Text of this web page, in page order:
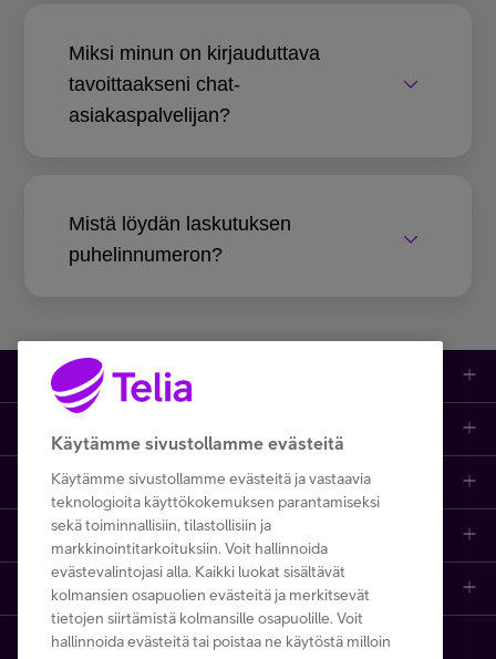
Miksi minun on kirjauduttava
tavoittaakseni chat-
asiakaspalvelijan?
Mistä löydän laskutuksen
puhelinnumeron?
Kauppa
Puhelinliittymät
Mobiililaajakaista
Kodin laajakaista
Prepaid-liittymät
Tarjoukset
Samsung S26
Viaplay
Asiakastuki netissä
Etsi apua ja ohjeita
Tilauksen peruuttaminen
Opi ja inspiroidu
Ota yhteyttä
Asiakaspalvelun yhteystiedot
Asioi kirjautuneena
Telia Finland
Telia yrityksenä
Käytämme sivustollamme evästeitä
Käytämme sivustollamme evästeitä ja vastaavia
teknologioita käyttökokemuksen parantamiseksi
sekä toiminnallisiin, tilastollisiin ja
markkinointitarkoituksiin. Voit hallinnoida
evästevalintojasi alla. Kaikki luokat sisältävät
kolmansien osapuolien evästeitä ja merkitsevät
tietojen siirtämistä kolmansille osapuolille. Voit
hallinnoida evästeitä tai poistaa ne käytöstä milloin